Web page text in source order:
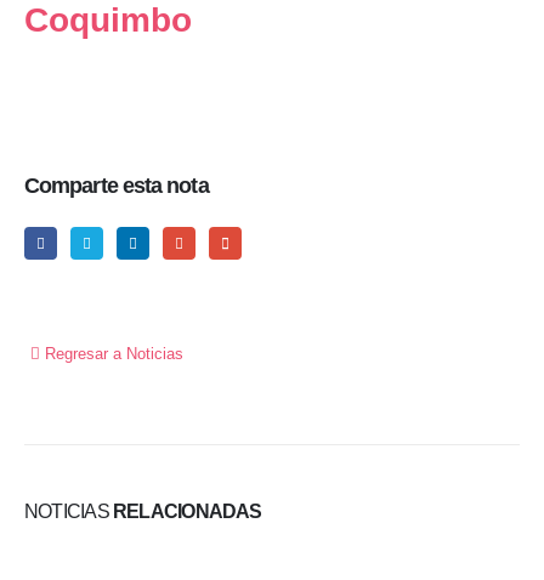
Coquimbo
Comparte esta nota
Regresar a Noticias
NOTICIAS RELACIONADAS